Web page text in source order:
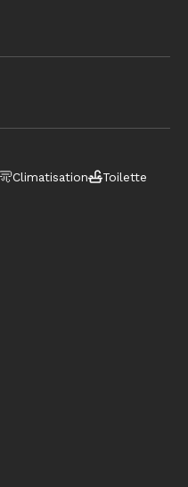
Climatisation
Toilette